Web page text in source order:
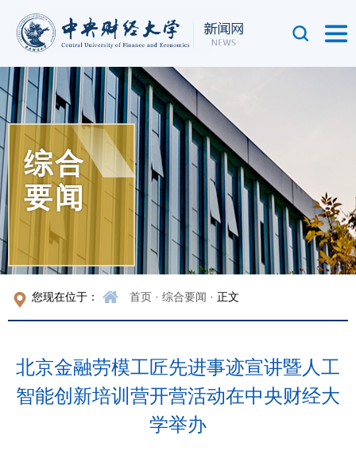
综合
要闻
您现在位于： 首页 · 综合要闻 · 正文
北京金融劳模工匠先进事迹宣讲暨人工
智能创新培训营开营活动在中央财经大
学举办